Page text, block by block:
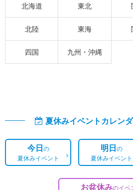
北海道 東北
北陸 東海
四国 九州・沖縄
夏休みイベントカレン
今日の
夏休みイベント
明日の
夏休みイベント
お盆休みのイベ